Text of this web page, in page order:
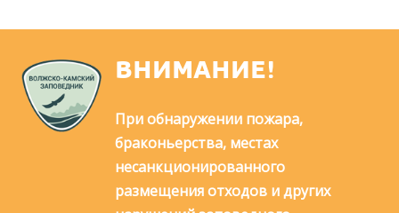
ВНИМАНИЕ!
При обнаружении пожара,
браконьерства, местах
несанкционированного
размещения отходов и других